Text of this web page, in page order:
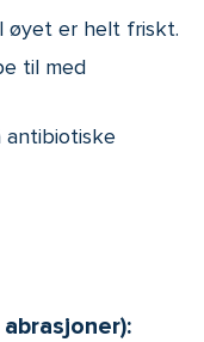
øyet er helt friskt.
til med
antibiotiske